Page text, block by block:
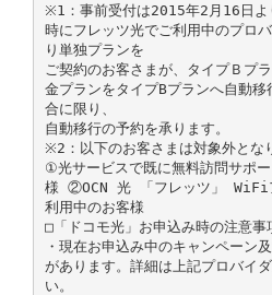
※1：事前受付は2015年2月16日よ
時にフレッツ光でご利用中のプロ
り単独プランを
ご契約のお客さまが、タイプＢプ
金プランをタイプBプランへ自動
合に限り、
自動移行の予約を承ります。
※2：以下のお客さまは対象外とな
①光サービスで既に無料訪問サポ
様 ②OCN 光 「フレッツ」 WiFi
利用中のお客様
□「ドコモ光」お申込み時の注意事
・現在お申込み中のキャンペーン
があります。詳細は上記プロバイ
い。